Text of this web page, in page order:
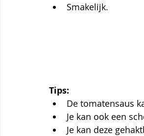
Smakelijk.
Tips:
De tomatensaus
Je kan ook een
Je kan deze